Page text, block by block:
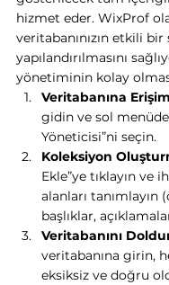
hizmet eder. WixProf
veritabanınızın etkili bir
yapılandırılmasını
yönetiminin kolay
Veritabanına Erişim
gidin ve sol
Yöneticisi”ni seçin.
Koleksiyon
Ekle”ye tıklayın ve
alanları tanımlayın
başlıklar,
Veritabanını
veritabanına girin,
eksiksiz ve doğru